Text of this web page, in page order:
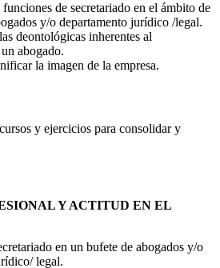
de secretariado en el ámbito de
y/o departamento jurídico /legal.
deontológicas inherentes al
abogado.
la imagen de la empresa.
y ejercicios para consolidar y
Y ACTITUD EN EL
en un bufete de abogados y/o
legal.